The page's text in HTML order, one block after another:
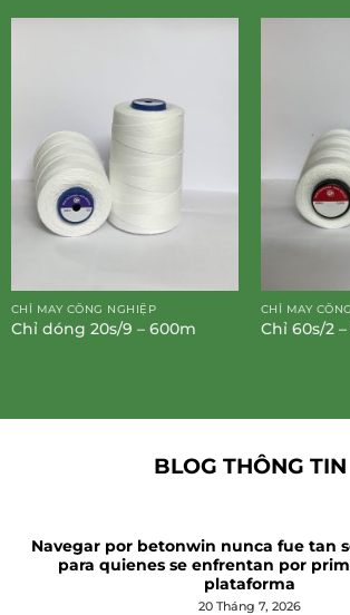
CHỈ MAY CÔNG NGHIỆP
Chỉ dóng 20s/9 – 600m
CHỈ MAY
Chỉ 60s/2
BLOG THÔNG TIN
Navegar por betonwin nunca fue tan
para quienes se enfrentan por
plataforma
20 Tháng 7, 2026